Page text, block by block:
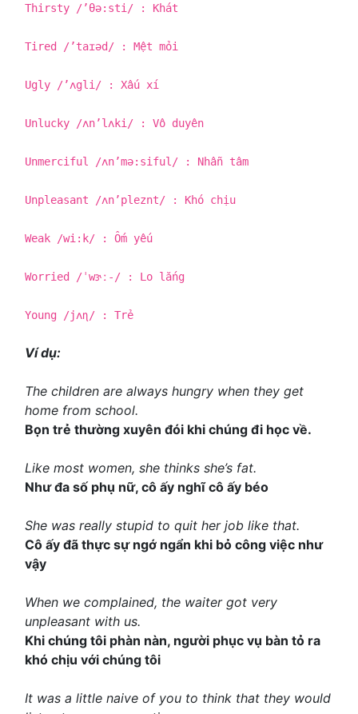
Thirsty /’θə:sti/ : Khát
Tired /’taɪəd/ : Mệt mỏi
Ugly /’ʌgli/ : Xấu xí
Unlucky /ʌn’lʌki/ : Vô duyên
Unmerciful /ʌn’mə:siful/ : Nhẫn tâm
Unpleasant /ʌn’pleznt/ : Khó chịu
Weak /wi:k/ : Ốm yếu
Worried /ˈwɝː-/ : Lo lắng
Young /jʌɳ/ : Trẻ
Ví dụ:
The children are always hungry when they get
home from school.
Bọn trẻ thường xuyên đói khi chúng đi học về.
Like most women, she thinks she’s fat.
Như đa số phụ nữ, cô ấy nghĩ cô ấy béo
She was really stupid to quit her job like that.
Cô ấy đã thực sự ngớ ngẩn khi bỏ công việc như
vậy
When we complained, the waiter got very
unpleasant with us.
Khi chúng tôi phàn nàn, người phục vụ bàn tỏ ra
khó chịu với chúng tôi
It was a little naive of you to think that they would